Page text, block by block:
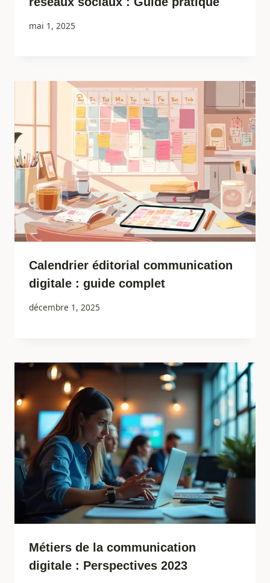
mai 1, 2025
Calendrier éditorial communication
digitale : guide complet
décembre 1, 2025
Métiers de la communication
digitale : Perspectives 2023